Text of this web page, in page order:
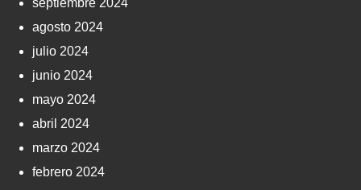
agosto 2024
julio 2024
junio 2024
mayo 2024
abril 2024
marzo 2024
febrero 2024